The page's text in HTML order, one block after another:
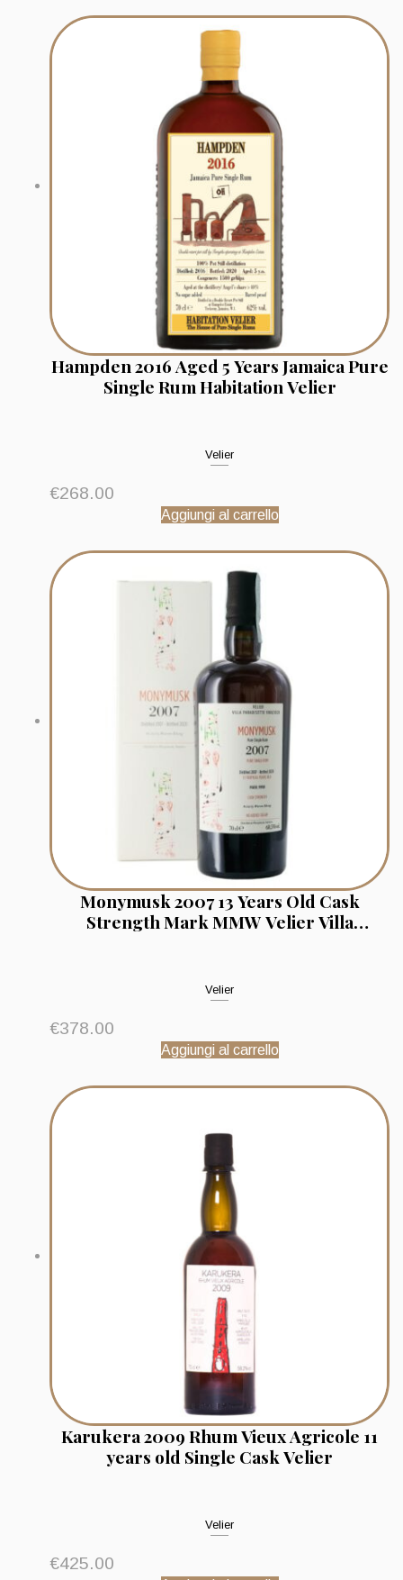
Hampden 2016 Aged 5 Years Jamaica Pure
Single Rum Habitation Velier
Velier
€268.00
Aggiungi al carrello
Monymusk 2007 13 Years Old Cask
Strength Mark MMW Velier Villa
Velier
€378.00
Aggiungi al carrello
Karukera 2009 Rhum Vieux Agricole 11
years old Single Cask Velier
Velier
€425.00